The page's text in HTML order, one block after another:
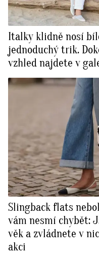
Italky klidně nosí
jednoduchý trik.
vzhled najdete v
Slingback flats
vám nesmí chybět:
věk a zvládnete v
akci